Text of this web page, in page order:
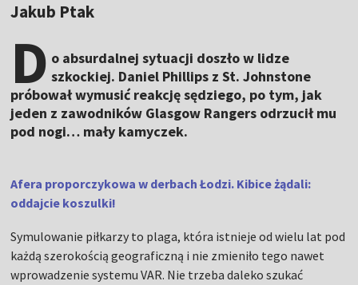
Jakub Ptak
D o absurdalnej sytuacji doszło w lidze
szkockiej. Daniel Phillips z St. Johnstone
próbował wymusić reakcję sędziego, po tym, jak
jeden z zawodników Glasgow Rangers odrzucił mu
pod nogi… mały kamyczek.
Afera proporczykowa w derbach Łodzi. Kibice żądali:
oddajcie koszulki!
Symulowanie piłkarzy to plaga, która istnieje od wielu lat pod
każdą szerokością geograficzną i nie zmieniło tego nawet
wprowadzenie systemu VAR. Nie trzeba daleko szukać